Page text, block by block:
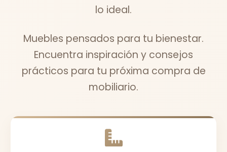
lo ideal.
Muebles pensados para tu bienestar.
Encuentra inspiración y consejos
prácticos para tu próxima compra de
mobiliario.